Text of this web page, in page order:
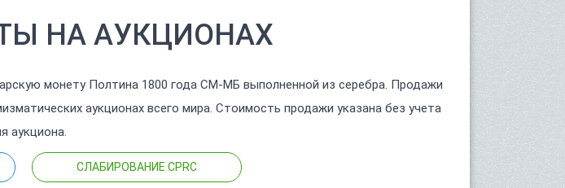
НА АУКЦИОНАХ
монету Полтина 1800 года СМ-МБ выполненной из серебра. Продажи
аукционах всего мира. Стоимость продажи указана без учета
аукциона.
СЛАБИРОВАНИЕ CPRC